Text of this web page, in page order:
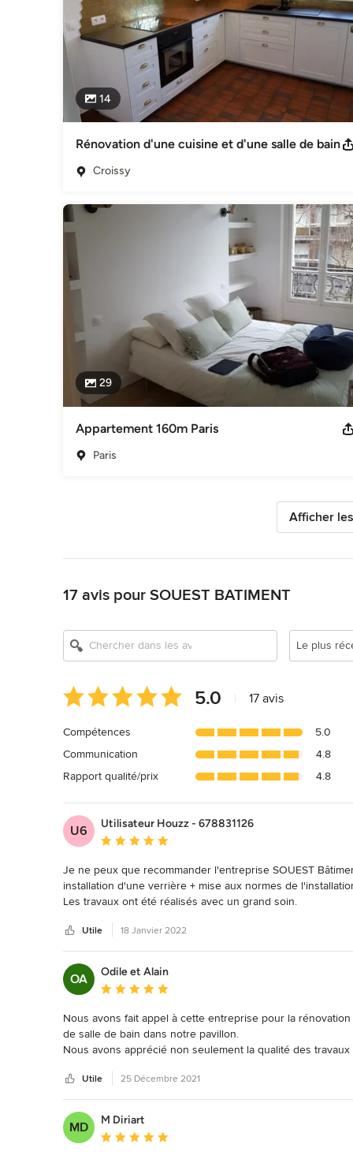
14
Rénovation d'une cuisine et d'une salle de bain
Croissy
29
Appartement 160m Paris
Paris
Afficher
17 avis pour SOUEST BATIMENT
Le plus
Note
moyenne
5
étoiles
sur
5.0 17 avis
Compétences
5.0
Communication
4.8
Rapport qualité/prix
4.8
U6
Utilisateur Houzz - 678831126
Note moyenne : 5 étoiles sur 5
Je ne peux que recommander l'entreprise SOUEST
installation d'une verrière + mise aux normes de
Les travaux ont été réalisés avec un grand soin.
Merci!Utile 18 Janvier 2022
OA
Odile et Alain
Note moyenne : 5 étoiles sur 5
Nous avons fait appel à cette entreprise pour la
de salle de bain dans notre pavillon.
Nous avons apprécié non seulement la qualité des
Nous recommandons cette entreprise sans hésiter!
Utile 25 Décembre 2021
MD
M Diriart
Note moyenne : 5 étoiles sur 5